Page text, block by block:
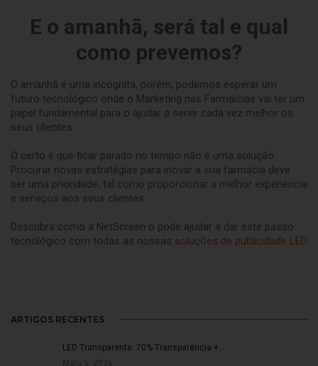
E o amanhã, será tal e qual
como prevemos?
O amanhã é uma incógnita, porém, podemos esperar um
futuro tecnológico onde o Marketing nas Farmáicias vai ter um
papel fundamental para o ajudar a servir cada vez melhor os
seus clientes.
O certo é que ficar parado no tempo não é uma solução.
Procurar novas estratégias para inovar a sua farmácia deve
ser uma prioridade, tal como proporcionar a melhor experiência
e serviços aos seus clientes.
Descubra como a NetScreen o pode ajudar a dar este passo
tecnológico com todas as nossas soluções de publicidade LED
ARTIGOS RECENTES
LED Transparente: 70% Transparência +…